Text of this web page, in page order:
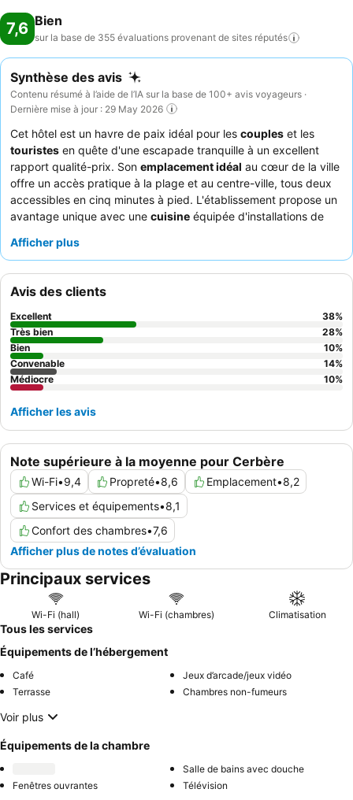
7,6 Bien
sur la base de 355 évaluations provenant de sites réputés
Synthèse des avis
Contenu résumé à l’aide de l’IA sur la base de 100+ avis voyageurs ·
Dernière mise à jour : 29 May 2026
Cet hôtel est un havre de paix idéal pour les couples et les
touristes en quête d'une escapade tranquille à un excellent
rapport qualité-prix. Son emplacement idéal au cœur de la ville
offre un accès pratique à la plage et au centre-ville, tous deux
accessibles en cinq minutes à pied. L'établissement propose un
avantage unique avec une cuisine équipée d'installations de
louent constamment la
peut être apprécié avec une vue magnifique sur la mer. Pour
une expérience optimale, pensez à demander une chambre
offrant une atmosphère calme.
Afficher plus
Note supérieure à la moyenne pour Cerbère
Wi-Fi•9,4 Propreté•8,6 Emplacement•8,2
Services et équipements•8,1
Confort des chambres•7,6
Afficher plus de notes d’évaluation
Avis des clients
Excellent 38%
Très bien
28%
Bien
10%
Convenable
14%
Médiocre
10%
Afficher les avis
Principaux services
Wi-Fi (hall) Wi-Fi (chambres) Climatisation
Tous les services
Équipements de l’hébergement
Café
Jeux d’arcade/jeux vidéo
Terrasse
Chambres non-fumeurs
Voir plus
Équipements de la chambre
Salle de bains avec douche
Fenêtres ouvrantes
Télévision